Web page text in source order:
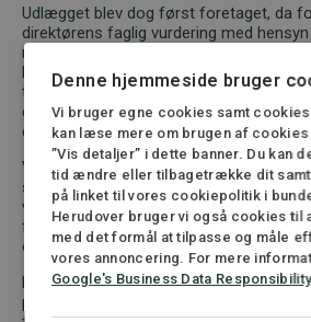
Udlægget blev dog først foretaget, da
direktørens faglig vurdering med
resterende indestående var
kunne klare sig indtil næste
tvangsbeneficiet, hvorefter der ikke kan
der er nødvendige til opretholdelse af et
en beskeden levefod for skyldner og
Vores klient fik sin gæld inddrevet
skyldner ikke reagerede på vores
vores telefonopkald eller mødte op, da
fogedretsmøde eller umiddelbart var til
om politifremstilling.
Beløbet blev afslutningsvis overført fra
pengeinstitut, da retsbogen fra
Denne hjemmeside bruger
Vi bruger egne cookies samt
kan læse mere om brugen af cookies
”Vis detaljer” i dette banner. Du kan
tid ændre eller tilbagetrække dit
på linket til vores cookiepolitik i
Herudover bruger vi også cookies til
med det formål at tilpasse og måle
vores annoncering. For mere
Google's Business Data